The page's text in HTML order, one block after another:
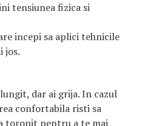
tensiunea fizica si
incepi sa aplici tehnicile
jos.
dar ai grija. In cazul
confortabila risti sa
toropit pentru a te mai